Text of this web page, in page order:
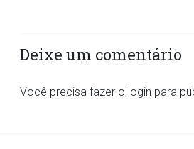
Deixe um comentário
Você precisa fazer o login para